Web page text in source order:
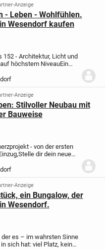
Anzeige
- Leben - Wohlfühlen.
Wesendorf kaufen
152 - Architektur, Licht und
höchstem NiveauEin
Das Lichthaus 152 vereint
großzügige...
Anzeige
Stilvoller Neubau mit
Bauweise
- von der ersten
Stelle dir dein neues
Wir begleiten dich
jeden Schritt...
Anzeige
ein Bungalow, der
Wesendorf.
der es – im wahrsten Sinne
sich hat: viel Platz, keine